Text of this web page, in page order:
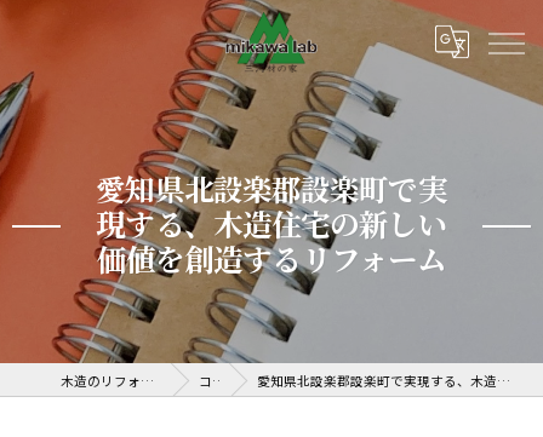
愛知県北設楽郡設楽町で実
現する、木造住宅の新しい
価値を創造するリフォーム
木造のリフォームなら三河ラボ コラム 愛知県北設楽郡設楽町で実現する、木造住宅の新しい価値を創造するリフォーム